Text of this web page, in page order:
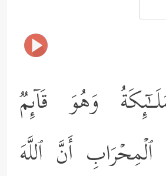
وَهُوَ قَاۤىِٕمࣱ
أَنَّ ٱللَّهَ